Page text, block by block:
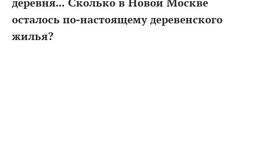
осталось по-настоящему деревенского
жилья?